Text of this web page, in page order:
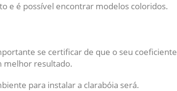
e é possível encontrar modelos coloridos.
se certificar de que o seu coeficiente
melhor resultado.
para instalar a clarabóia será.